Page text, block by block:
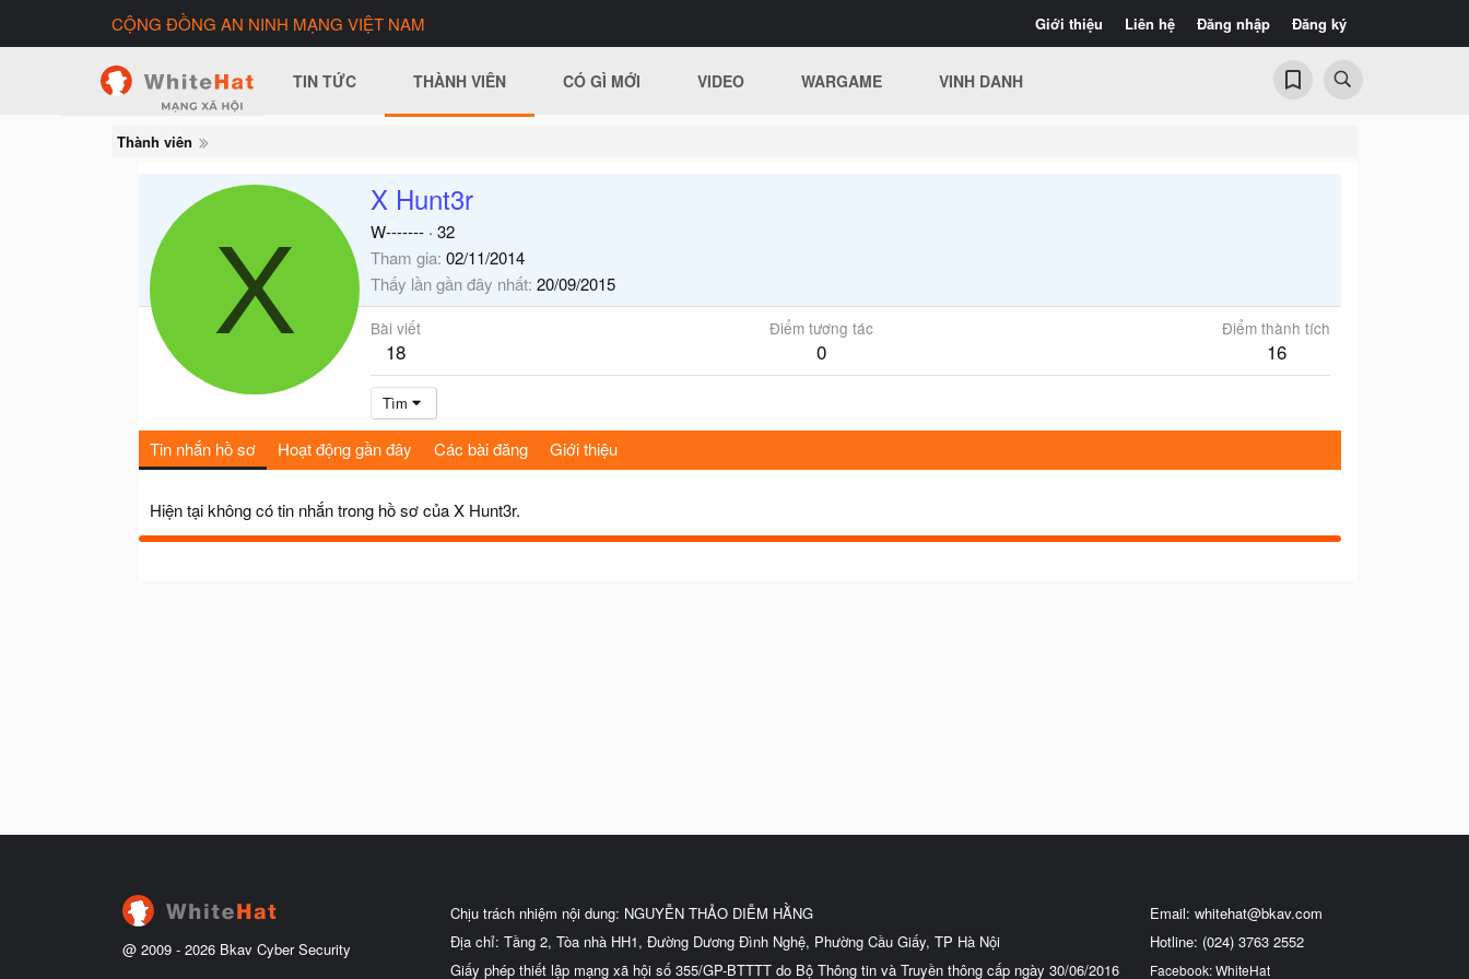
Giới thiệu Liên hệ Đăng nhập Đăng ký
CỘNG ĐỒNG AN NINH MẠNG VIỆT NAM
TIN TỨC THÀNH VIÊN CÓ GÌ MỚI VIDEO WARGAME VINH DANH
Thành viên
X
X Hunt3r
W------- · 32
Tham gia 02/11/2014
Thấy lần gần đây nhất 20/09/2015
Bài viết
18
Điểm tương tác
0
Điểm thành tích
16
Tìm
Tin nhắn hồ sơ Hoạt động gần đây Các bài đăng Giới thiệu
Hiện tại không có tin nhắn trong hồ sơ của X Hunt3r.
@ 2009 - 2026 Bkav Cyber Security
Chịu trách nhiệm nội dung: NGUYỄN THẢO DIỄM HẰNG
Địa chỉ: Tầng 2, Tòa nhà HH1, Đường Dương Đình Nghệ, Phường Cầu Giấy, TP Hà Nội
Giấy phép thiết lập mạng xã hội số 355/GP-BTTTT do Bộ Thông tin và Truyền thông cấp ngày 30/06/2016
Email: whitehat@bkav.com
Hotline: (024) 3763 2552
Facebook: WhiteHat